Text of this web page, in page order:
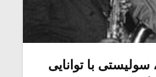
سولیستی با توانایی